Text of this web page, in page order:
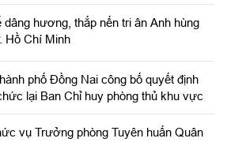
dâng hương, thắp nến tri ân Anh hùng
Hồ Chí Minh
phố Đồng Nai công bố quyết định
lại Ban Chỉ huy phòng thủ khu vực
vụ Trưởng phòng Tuyên huấn Quân